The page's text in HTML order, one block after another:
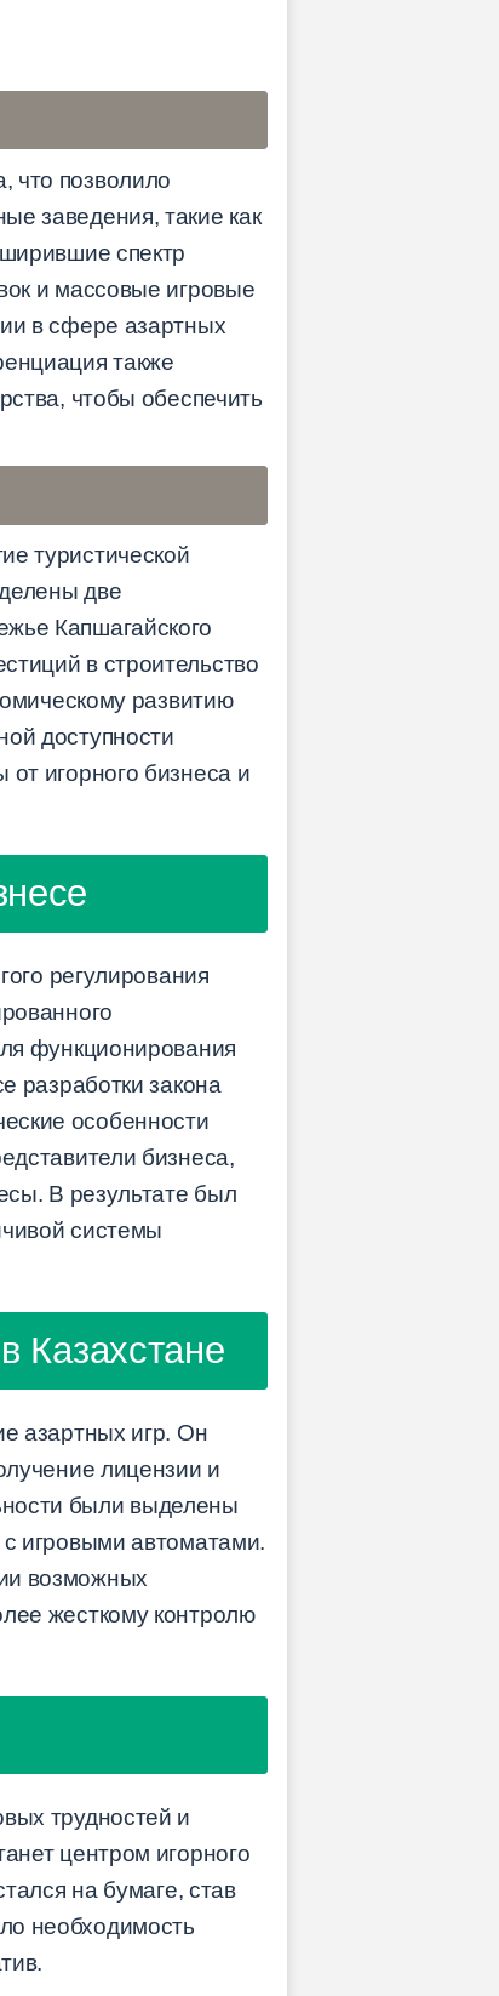
что позволило
заведения, такие как
спектр
и массовые игровые
в сфере азартных
также
чтобы обеспечить
туристической
две
Капшагайского
в строительство
развитию
доступности
игорного бизнеса и
регулирования
функционирования
разработки закона
особенности
бизнеса,
В результате был
системы
Казахстане
азартных игр. Он
лицензии и
были выделены
игровыми автоматами.
возможных
жесткому контролю
трудностей и
центром игорного
на бумаге, став
необходимость